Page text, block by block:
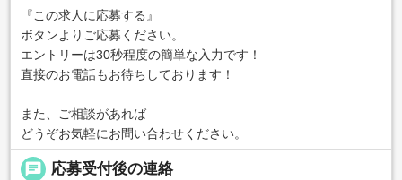
『この求人に応募する』
ボタンよりご応募ください。
エントリーは30秒程度の簡単な入力です！
直接のお電話もお待ちしております！
また、ご相談があれば
どうぞお気軽にお問い合わせください。
chat 応募受付後の連絡